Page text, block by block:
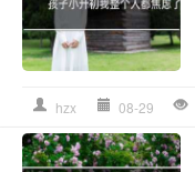
hzx 08-29